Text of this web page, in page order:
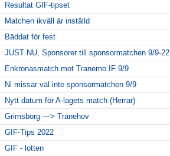
Resultat GIF-tipset
Matchen ikväll är inställd
Bäddat för fest
JUST NU, Sponsorer till sponsormatchen 9/9-22
Enkronasmatch mot Tranemo IF 9/9
Ni missar väl inte sponsormatchen 9/9
Nytt datum för A-lagets match (Herrar)
Grimsborg —> Tranehov
GIF-Tips 2022
GIF - lotten